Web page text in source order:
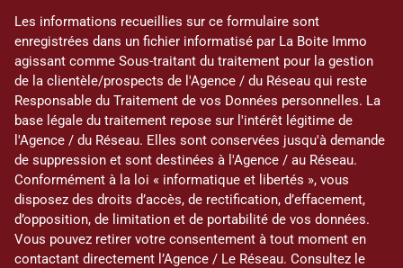
Les informations recueillies sur ce formulaire sont
enregistrées dans un fichier informatisé par La Boite Immo
agissant comme Sous-traitant du traitement pour la gestion
de la clientèle/prospects de l'Agence / du Réseau qui reste
Responsable du Traitement de vos Données personnelles. La
base légale du traitement repose sur l'intérêt légitime de
l'Agence / du Réseau. Elles sont conservées jusqu'à demande
de suppression et sont destinées à l'Agence / au Réseau.
Conformément à la loi « informatique et libertés », vous
disposez des droits d’accès, de rectification, d’effacement,
d’opposition, de limitation et de portabilité de vos données.
Vous pouvez retirer votre consentement à tout moment en
contactant directement l’Agence / Le Réseau. Consultez le